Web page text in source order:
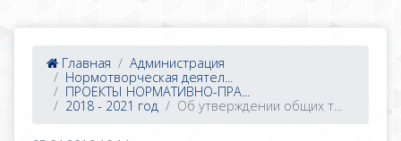
Главная
Администрация
Нормотворческая деятел...
ПРОЕКТЫ НОРМАТИВНО-ПРА...
2018 - 2021 год
Об утверждении общих т...